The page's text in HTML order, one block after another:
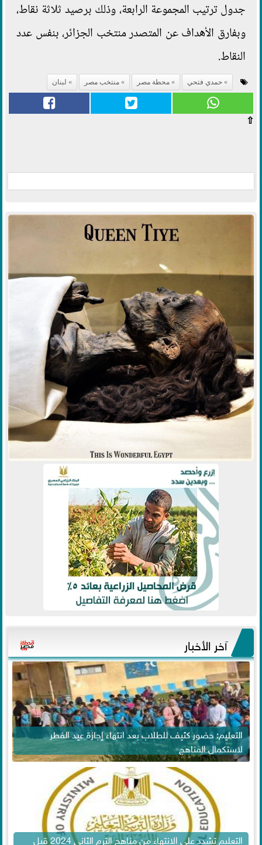
جدول ترتيب المجموعة الرابعة، وذلك برصيد ثلاثة نقاط،
وبفارق الأهداف عن المتصدر منتخب الجزائر، بنفس عدد
النقاط.
حمدي فتحي محطة مصر منتخب مصر لبنان
⇧
آخر الأخبار
التعليم: حضور كثيف للطلاب بعد انتهاء إجازة عيد الفطر
لاستكمال المناهج
التعليم تشدد على الانتهاء من مناهج الترم الثاني 2024 قبل